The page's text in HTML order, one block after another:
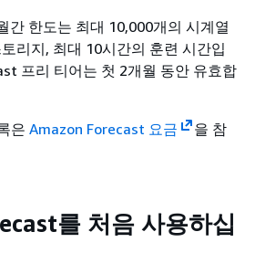
간 한도는 최대 10,000개의 시계열
리지, 최대 10시간의 훈련 시간입
프리 티어는 첫 2개월 동안 유효합
은 Amazon Forecast 요금
을 참
를 처음 사용하십